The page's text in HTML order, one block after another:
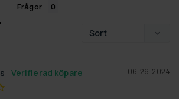
Frågor
06-26-2024